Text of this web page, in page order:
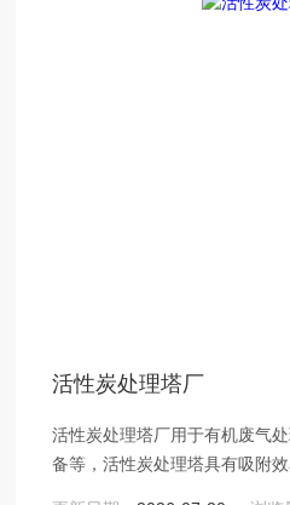
活性炭处理塔厂
活性炭处理塔厂用于有机废气
备等，活性炭处理塔具有吸附